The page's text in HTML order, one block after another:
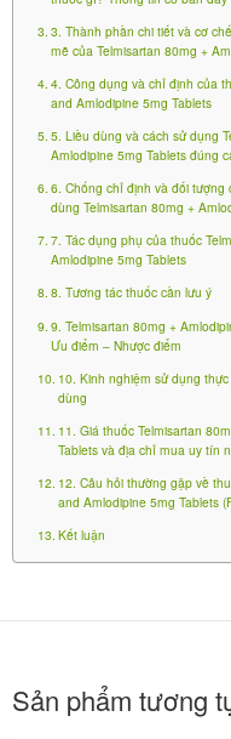
cản mạch máu.
Thuốc generic
5mg Tablets(VN-
Sciences Limited
phối tại Việt Nam –
cao thay thế
(Boehringer
chỉ bằng 1/3-1/2,
tiếp cận.
3. Thành phần chi tiết và cơ
mẽ của Telmisartan 80mg +
4. Công dụng và chỉ định của
and Amlodipine 5mg Tablets
5. Liều dùng và cách sử dụng
Amlodipine 5mg Tablets đúng
6. Chống chỉ định và đối tượng
dùng Telmisartan 80mg +
7. Tác dụng phụ của thuốc
Amlodipine 5mg Tablets
8. Tương tác thuốc cần lưu ý
9. Telmisartan 80mg +
Ưu điểm – Nhược điểm
10. Kinh nghiệm sử dụng
dùng
11. Giá thuốc Telmisartan
Tablets và địa chỉ mua uy tín
12. Câu hỏi thường gặp về
and Amlodipine 5mg Tablets
Kết luận
Sản phẩm tương